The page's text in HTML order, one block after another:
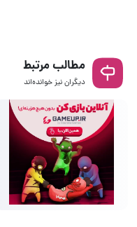
مطالب مرتبط
دیگران نیز خوانده‌اند